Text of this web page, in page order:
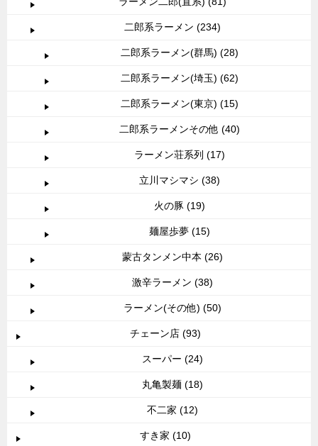
二郎系ラーメン (234)
二郎系ラーメン(群馬) (28)
二郎系ラーメン(埼玉) (62)
二郎系ラーメン(東京) (15)
二郎系ラーメンその他 (40)
ラーメン荘系列 (17)
立川マシマシ (38)
火の豚 (19)
麺屋歩夢 (15)
蒙古タンメン中本 (26)
激辛ラーメン (38)
ラーメン(その他) (50)
チェーン店 (93)
スーパー (24)
丸亀製麺 (18)
不二家 (12)
すき家 (10)